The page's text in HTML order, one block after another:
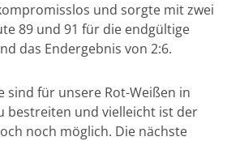
und sorgte mit zwei
89 und 91 für die endgültige
das Endergebnis von 2:6.
sind für unsere Rot-Weißen in
bestreiten und vielleicht ist der
noch möglich. Die nächste